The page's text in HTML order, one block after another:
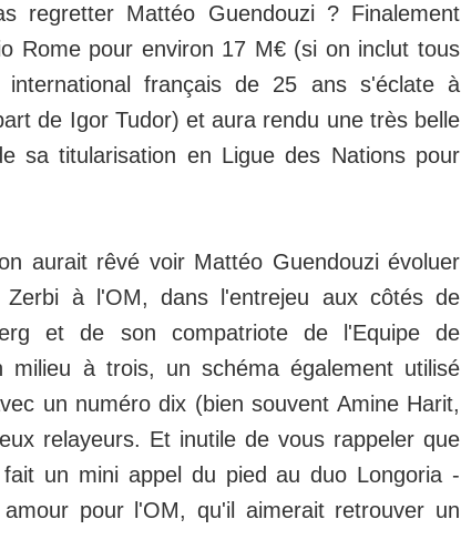
regretter Mattéo Guendouzi ? Finalement
Rome pour environ 17 M€ (si on inclut tous
français de 25 ans s'éclate à
de Igor Tudor) et aura rendu une très belle
sa titularisation en Ligue des Nations pour
aurait rêvé voir Mattéo Guendouzi évoluer
à l'OM, dans l'entrejeu aux côtés de
et de son compatriote de l'Equipe de
milieu à trois, un schéma également utilisé
un numéro dix (bien souvent Amine Harit,
relayeurs. Et inutile de vous rappeler que
un mini appel du pied au duo Longoria -
pour l'OM, qu'il aimerait retrouver un